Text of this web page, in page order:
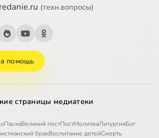
(техн.вопросы)
помощь
страницы медиатеки
ПасхаВеликий постПостМолитваЛитургияБог
бракВоспитание детейСмерть